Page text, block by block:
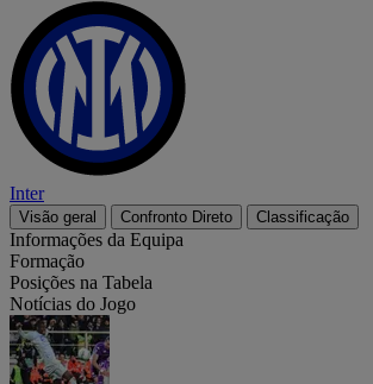
Inter
Visão geral Confronto Direto Classificação
Informações da Equipa
Formação
Posições na Tabela
Notícias do Jogo